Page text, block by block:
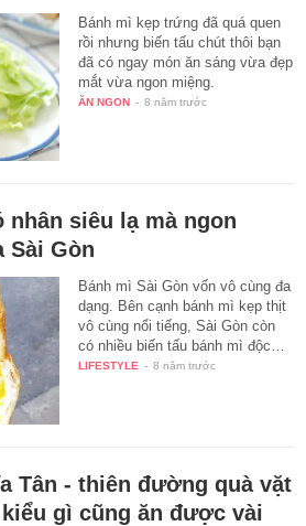
Bánh mì kẹp trứng đã quá quen
rồi nhưng biến tấu chút thôi bạn
đã có ngay món ăn sáng vừa đẹp
mắt vừa ngon miệng.
ĂN NGON - 8 năm trước
nhân siêu lạ mà ngon
Sài Gòn
Bánh mì Sài Gòn vốn vô cùng đa
dạng. Bên cạnh bánh mì kẹp thịt
vô cùng nổi tiếng, Sài Gòn còn
có nhiều biến tấu bánh mì độc…
LIFESTYLE - 8 năm trước
Tân - thiên đường quà vặt
gì cũng ăn được vài